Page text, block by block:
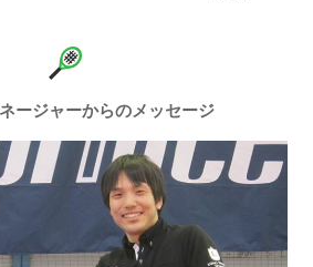
ージャーからのメッセージ